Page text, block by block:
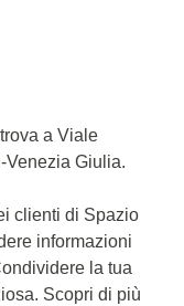
a Viale
Venezia Giulia.
clienti di Spazio
informazioni
la tua
Scopri di più